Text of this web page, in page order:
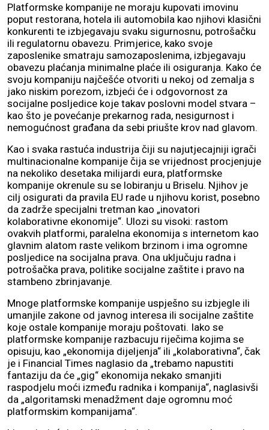
Platformske kompanije ne moraju kupovati imovinu
poput restorana, hotela ili automobila kao njihovi klasični
konkurenti te izbjegavaju svaku sigurnosnu, potrošačku
ili regulatornu obavezu. Primjerice, kako svoje
zaposlenike smatraju samozaposlenima, izbjegavaju
obavezu plaćanja minimalne plaće ili osiguranja. Kako će
svoju kompaniju najčešće otvoriti u nekoj od zemalja s
jako niskim porezom, izbjeći će i odgovornost za
socijalne posljedice koje takav poslovni model stvara –
kao što je povećanje prekarnog rada, nesigurnost i
nemogućnost građana da sebi priušte krov nad glavom.
Kao i svaka rastuća industrija čiji su najutjecajniji igrači
multinacionalne kompanije čija se vrijednost procjenjuje
na nekoliko desetaka milijardi eura, platformske
kompanije okrenule su se lobiranju u Briselu. Njihov je
cilj osigurati da pravila EU rade u njihovu korist, posebno
da zadrže specijalni tretman kao „inovatori
kolaborativne ekonomije“. Ulozi su visoki: rastom
ovakvih platformi, paralelna ekonomija s internetom kao
glavnim alatom raste velikom brzinom i ima ogromne
posljedice na socijalna prava. Ona uključuju radna i
potrošačka prava, politike socijalne zaštite i pravo na
stambeno zbrinjavanje.
Mnoge platformske kompanije uspješno su izbjegle ili
umanjile zakone od javnog interesa ili socijalne zaštite
koje ostale kompanije moraju poštovati. Iako se
platformske kompanije razbacuju riječima kojima se
opisuju, kao „ekonomija dijeljenja“ ili „kolaborativna“, čak
je i Financial Times naglasio da „trebamo napustiti
fantaziju da će „gig“ ekonomija nekako smanjiti
raspodjelu moći između radnika i kompanija“, naglasivši
da „algoritamski menadžment daje ogromnu moć
platformskim kompanijama“.